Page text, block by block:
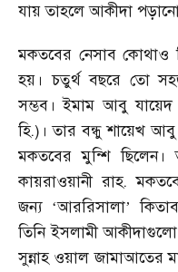
যায় তাহলে আকীদা
মকতবের নেসাব
হয়। চতুর্থ বছরে তো
সম্ভব। ইমাম আবু যায়েদ
হি.)। তার বন্ধু শায়েখ
মকতবের মুন্শি
কায়রাওয়ানী রাহ.
জন্য ‘আররিসালা’
তিনি ইসলামী
সুন্নাহ ওয়াল জামাআতের